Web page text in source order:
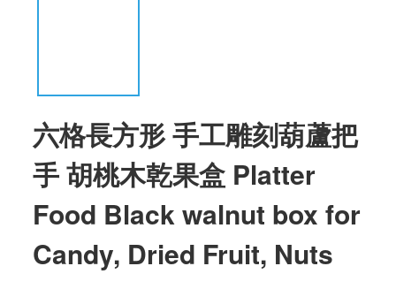
六格長方形 手工雕刻葫蘆把
手 胡桃木乾果盒 Platter
Food Black walnut box for
Candy, Dried Fruit, Nuts